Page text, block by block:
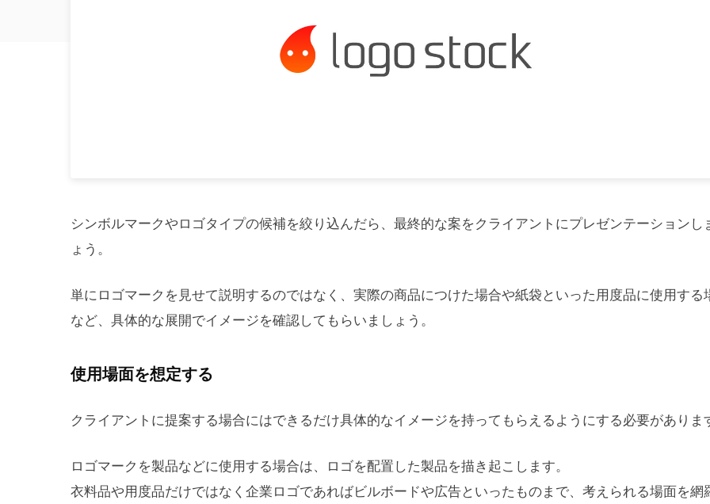
シンボルマークやロゴタイプの候補を絞り込んだら、最終的な案をクライアントにプレゼンテーションし
ょう。
単にロゴマークを見せて説明するのではなく、実際の商品につけた場合や紙袋といった用度品に使用する
など、具体的な展開でイメージを確認してもらいましょう。
使用場面を想定する
クライアントに提案する場合にはできるだけ具体的なイメージを持ってもらえるようにする必要がありま
ロゴマークを製品などに使用する場合は、ロゴを配置した製品を描き起こします。
衣料品や用度品だけではなく企業ロゴであればビルボードや広告といったものまで、考えられる場面を網